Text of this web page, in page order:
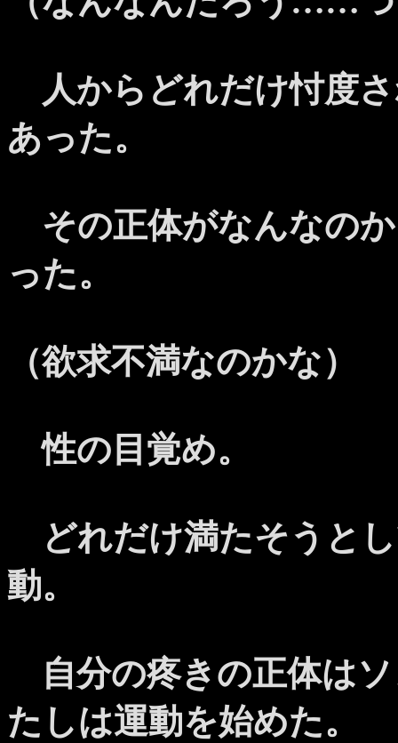
人からどれだけ忖度
あった。
その正体がなんなの
った。
（欲求不満なのかな）
性の目覚め。
どれだけ満たそうと
動。
自分の疼きの正体は
たしは運動を始めた。